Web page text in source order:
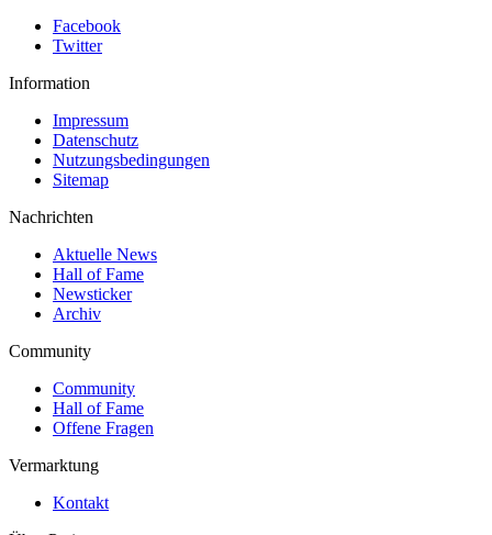
Facebook
Twitter
Information
Impressum
Datenschutz
Nutzungsbedingungen
Sitemap
Nachrichten
Aktuelle News
Hall of Fame
Newsticker
Archiv
Community
Community
Hall of Fame
Offene Fragen
Vermarktung
Kontakt